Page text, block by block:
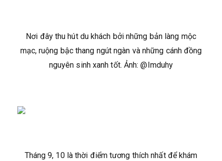
Nơi đây thu hút du khách bởi những bản làng mộc
mạc, ruộng bậc thang ngút ngàn và những cánh đồng
nguyên sinh xanh tốt. Ảnh: @Imduhy
Tháng 9, 10 là thời điểm tương thích nhất để khám